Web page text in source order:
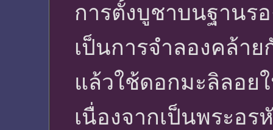
การตั้งบูชาบนฐานร
เป็นการจำลองคล้า
แล้วใช้ดอกมะลิลอย
เนื่องจากเป็นพระอ